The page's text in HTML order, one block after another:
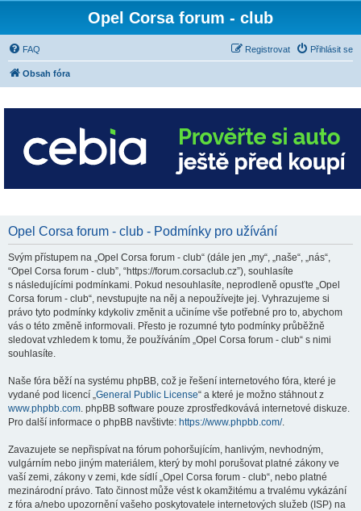
Opel Corsa forum - club
FAQ Přihlásit se
Registrovat
Obsah fóra
Opel Corsa forum - club - Podmínky pro užívání
Svým přístupem na „Opel Corsa forum - club“ (dále jen „my“, „naše“, „nás“,
“Opel Corsa forum - club”, “https://forum.corsaclub.cz”), souhlasíte
s následujícími podmínkami. Pokud nesouhlasíte, neprodleně opusťte „Opel
Corsa forum - club“, nevstupujte na něj a nepoužívejte jej. Vyhrazujeme si
právo tyto podmínky kdykoliv změnit a učiníme vše potřebné pro to, abychom
vás o této změně informovali. Přesto je rozumné tyto podmínky průběžně
sledovat vzhledem k tomu, že používáním „Opel Corsa forum - club“ s nimi
souhlasíte.
Naše fóra běží na systému phpBB, což je řešení internetového fóra, které je
vydané pod licencí „General Public License“ a které je možno stáhnout z
www.phpbb.com. phpBB software pouze zprostředkovává internetové diskuze.
Pro další informace o phpBB navštivte: https://www.phpbb.com/.
Zavazujete se nepřispívat na fórum pohoršujícím, hanlivým, nevhodným,
vulgárním nebo jiným materiálem, který by mohl porušovat platné zákony ve
vaší zemi, zákony v zemi, kde sídlí „Opel Corsa forum - club“, nebo platné
mezinárodní právo. Tato činnost může vést k okamžitému a trvalému vykázání
z fóra a/nebo upozornění vašeho poskytovatele internetových služeb (ISP) na